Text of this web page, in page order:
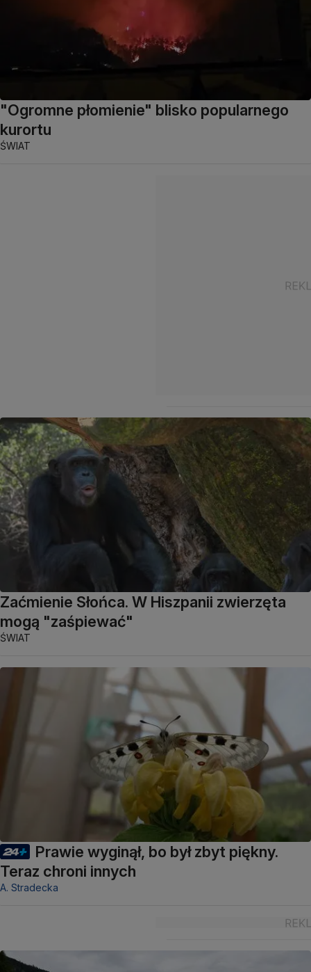
"Ogromne płomienie" blisko popularnego
kurortu
ŚWIAT
Zaćmienie Słońca. W Hiszpanii zwierzęta
mogą "zaśpiewać"
ŚWIAT
Prawie wyginął, bo był zbyt piękny.
Teraz chroni innych
A. Stradecka